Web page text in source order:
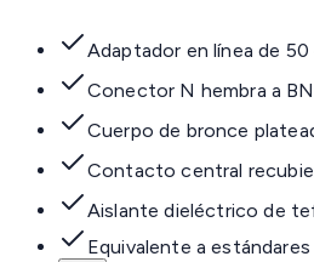
Adaptador en línea de 50
Conector N hembra a
Cuerpo de bronce
Contacto central
Aislante dieléctrico de
Equivalente a